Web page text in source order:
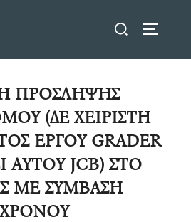
Search
ΠΡΟΣΛΗΨΗΣ
(ΔΕ ΧΕΙΡΙΣΤΗ
ΕΡΓΟΥ GRADER
ΑΥΤΟΥ JCB) ΣΤΟ
ΜΕ ΣΥΜΒΑΣΗ